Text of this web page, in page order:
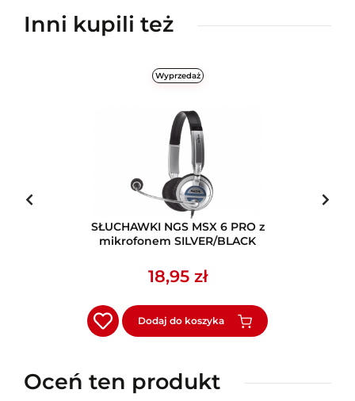
Inni kupili też
Wyprzedaż
SŁUCHAWKI NGS MSX 6 PRO z
mikrofonem SILVER/BLACK
18,95 zł
Dodaj do koszyka
Oceń ten produkt